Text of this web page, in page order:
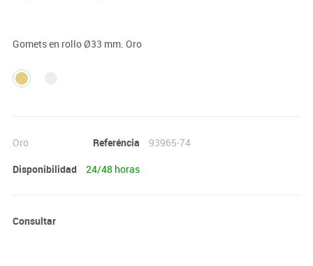
Gomets en rollo Ø33 mm. Oro
Oro Referéncia
93965-74
Disponibilidad
24/48 horas
Consultar